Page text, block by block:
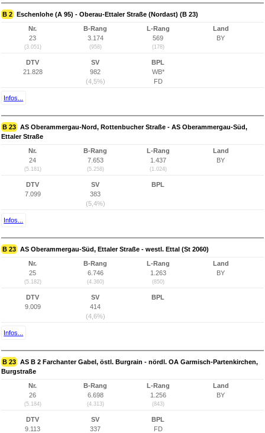
B 2 Eschenlohe (A 95) - Oberau-Ettaler Straße (Nordast) (B 23)
Nr.
23
(3.051)
B-Rang
3.174
(958)
L-Rang
569
(178)
Land
BY
DTV
21.828
SV
982
(4,5%)
BPL
WB*
FD
Infos...
B 23 AS Oberammergau-Nord, Rottenbucher Straße - AS Oberammergau-Süd,
Ettaler Straße
Nr.
24
(5.181)
B-Rang
7.653
(5.258)
L-Rang
1.437
(1.024)
Land
BY
DTV
7.099
SV
383
(5,4%)
BPL
Infos...
B 23 AS Oberammergau-Süd, Ettaler Straße - westl. Ettal (St 2060)
Nr.
25
(5.182)
B-Rang
6.746
(4.360)
L-Rang
1.263
(850)
Land
BY
DTV
9.009
SV
414
(4,6%)
BPL
Infos...
B 23 AS B 2 Farchanter Gabel, östl. Burgrain - nördl. OA Garmisch-Partenkirchen,
Burgstraße
Nr.
26
(5.184)
B-Rang
6.698
(4.313)
L-Rang
1.256
(843)
Land
BY
DTV
9.113
SV
337
BPL
FD